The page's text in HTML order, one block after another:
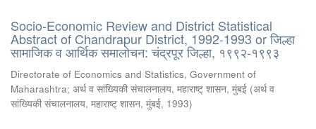
Socio-Economic Review and District Statistical
Abstract of Chandrapur District, 1992-1993 or जिल्हा
सामाजिक व आर्थिक समालोचन: चंद्रपूर जिल्हा, १९९२-१९९३
Directorate of Economics and Statistics, Government of
Maharashtra; अर्थ व सांख्यिकी संचालनालय, महाराष्ट् शासन, मुंबई (अर्थ व
सांख्यिकी संचालनालय, महाराष्ट् शासन, मुंबई, 1993)